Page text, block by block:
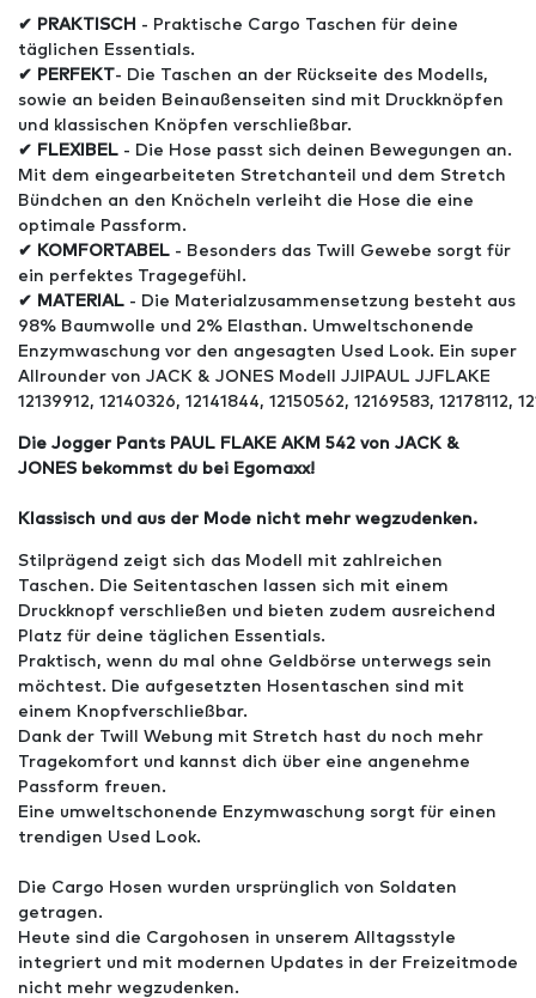
✔ PRAKTISCH - Praktische Cargo Taschen für deine
täglichen Essentials.
✔ PERFEKT- Die Taschen an der Rückseite des Modells,
sowie an beiden Beinaußenseiten sind mit Druckknöpfen
und klassischen Knöpfen verschließbar.
✔ FLEXIBEL - Die Hose passt sich deinen Bewegungen an.
Mit dem eingearbeiteten Stretchanteil und dem Stretch
Bündchen an den Knöcheln verleiht die Hose die eine
optimale Passform.
✔ KOMFORTABEL - Besonders das Twill Gewebe sorgt für
ein perfektes Tragegefühl.
✔ MATERIAL - Die Materialzusammensetzung besteht aus
98% Baumwolle und 2% Elasthan. Umweltschonende
Enzymwaschung vor den angesagten Used Look. Ein super
Allrounder von JACK & JONES Modell JJIPAUL JJFLAKE
12139912, 12140326, 12141844, 12150562, 12169583, 12178112,
Die Jogger Pants PAUL FLAKE AKM 542 von JACK &
JONES bekommst du bei Egomaxx!
Klassisch und aus der Mode nicht mehr wegzudenken.
Stilprägend zeigt sich das Modell mit zahlreichen
Taschen. Die Seitentaschen lassen sich mit einem
Druckknopf verschließen und bieten zudem ausreichend
Platz für deine täglichen Essentials.
Praktisch, wenn du mal ohne Geldbörse unterwegs sein
möchtest. Die aufgesetzten Hosentaschen sind mit
einem Knopfverschließbar.
Dank der Twill Webung mit Stretch hast du noch mehr
Tragekomfort und kannst dich über eine angenehme
Passform freuen.
Eine umweltschonende Enzymwaschung sorgt für einen
trendigen Used Look.
Die Cargo Hosen wurden ursprünglich von Soldaten
getragen.
Heute sind die Cargohosen in unserem Alltagsstyle
integriert und mit modernen Updates in der Freizeitmode
nicht mehr wegzudenken.